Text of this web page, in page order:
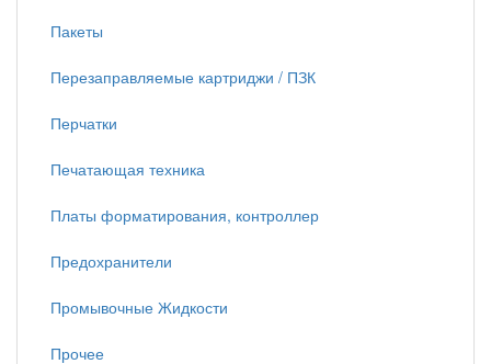
Пакеты
Перезаправляемые картриджи / ПЗК
Перчатки
Печатающая техника
Платы форматирования, контроллер
Предохранители
Промывочные Жидкости
Прочее